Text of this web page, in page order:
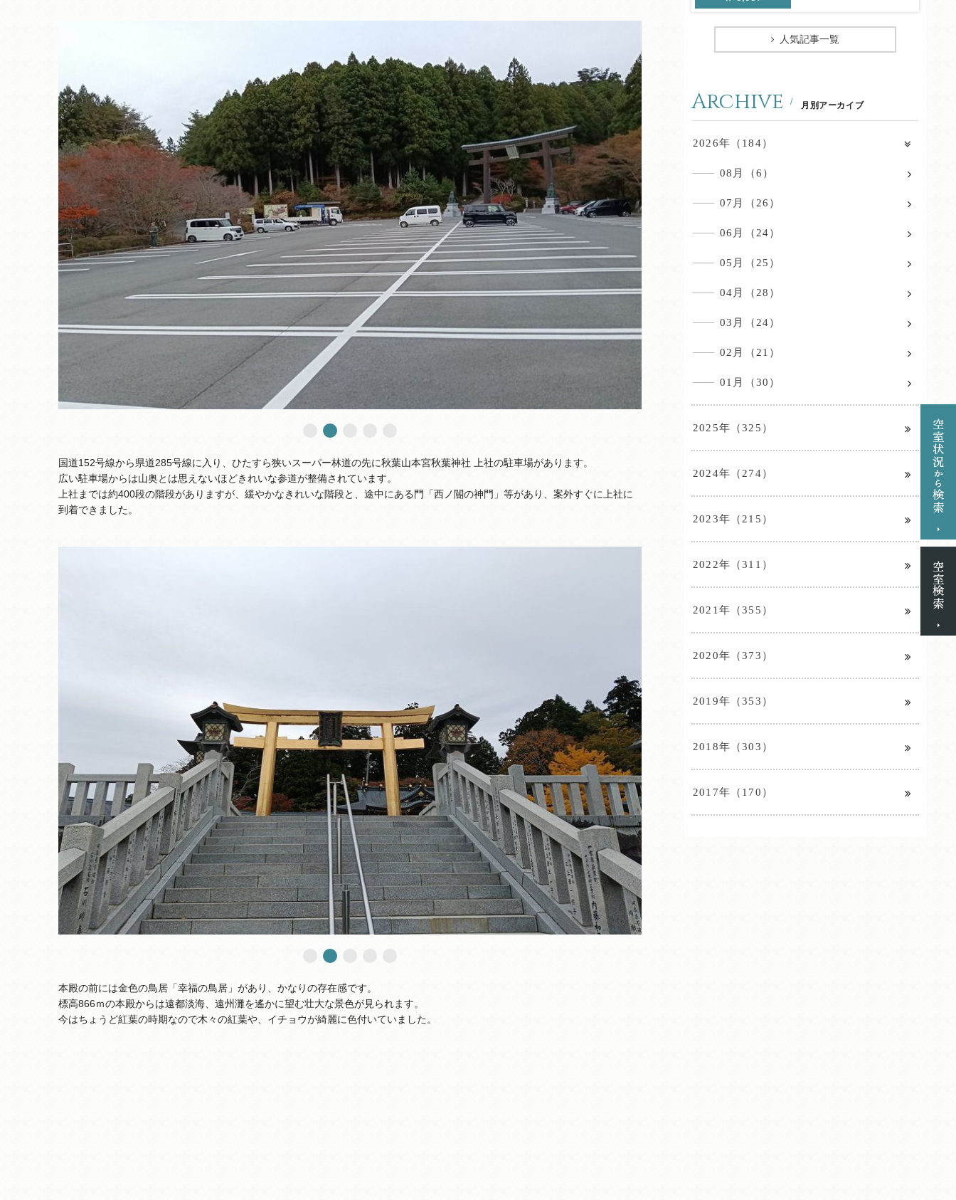
国道152号線から県道285号線に入り、ひたすら狭いスーパー林道の先に秋葉山本宮秋葉神社 上社の駐車場があります。
広い駐車場からは山奥とは思えないほどきれいな参道が整備されています。
上社までは約400段の階段がありますが、緩やかなきれいな階段と、途中にある門「西ノ閽の神門」等があり、案外すぐに上社に
到着できました。
本殿の前には金色の鳥居「幸福の鳥居」があり、かなりの存在感です。
標高866ｍの本殿からは遠都淡海、遠州灘を遙かに望む壮大な景色が見られます。
今はちょうど紅葉の時期なので木々の紅葉や、イチョウが綺麗に色付いていました。
人気記事一覧
Archive 月別アーカイブ
2026年（184）
08月（6）
07月（26）
06月（24）
05月（25）
04月（28）
03月（24）
02月（21）
01月（30）
2025年（325）
2024年（274）
2023年（215）
2022年（311）
2021年（355）
2020年（373）
2019年（353）
2018年（303）
2017年（170）